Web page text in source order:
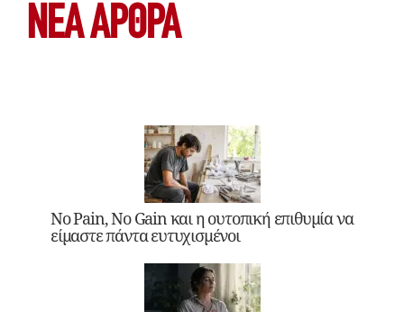
ΝΕΑ ΆΡΘΡΑ
No Pain, No Gain και η ουτοπική επιθυμία να
είμαστε πάντα ευτυχισμένοι